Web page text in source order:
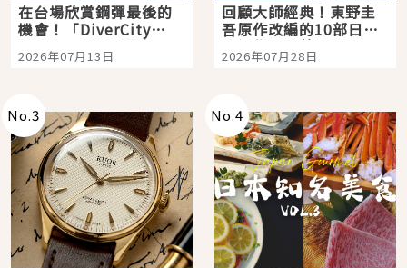
在台場欣賞鋼彈最後的
機會！「DiverCity
Tokyo Plaza」搭船、
購物、美食及夜景，一
2026年07月13日
回顧大師經典！東野圭
吾原作改編的10部日本
影視作品推薦
2026年07月28日
No.3 No.4